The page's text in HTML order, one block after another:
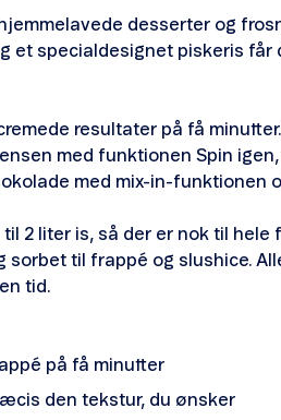
desserter og
et specialdesignet piskeris
resultater på få
med funktionen Spin
med mix-in-funktionen
2 liter is, så der er nok til hele
sorbet til frappé og slushice.
tid.
på få minutter
den tekstur, du ønsker